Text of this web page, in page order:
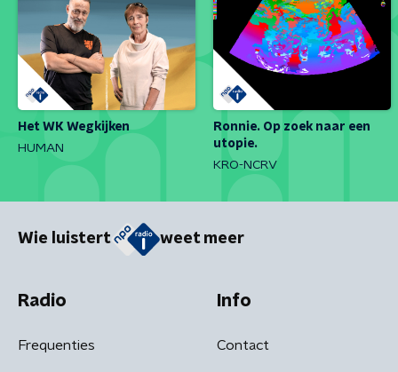
Het WK Wegkijken
HUMAN
Ronnie. Op zoek naar een
utopie.
KRO-NCRV
Wie luistert weet meer
Radio
Frequenties
Info
Contact